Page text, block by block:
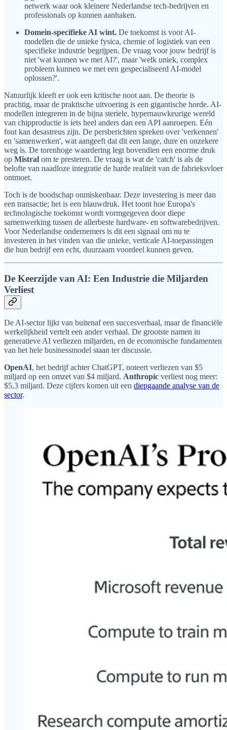
netwerk waar ook kleinere Nederlandse tech-bedrijven en
professionals op kunnen aanhaken.
Domein-specifieke AI wint. De toekomst is voor AI-
modellen die de unieke fysica, chemie of logistiek van een
specifieke industrie begrijpen. De vraag voor jouw bedrijf is
niet 'wat kunnen we met AI?', maar 'welk uniek, complex
probleem kunnen we met een gespecialiseerd AI-model
oplossen?'.
Natuurlijk kleeft er ook een kritische noot aan. De theorie is
prachtig, maar de praktische uitvoering is een gigantische horde. AI-
modellen integreren in de bijna steriele, hypernauwkeurige wereld
van chipproductie is iets heel anders dan een API aanroepen. Eén
fout kan desastreus zijn. De persberichten spreken over 'verkennen'
en 'samenwerken', wat aangeeft dat dit een lange, dure en onzekere
weg is. De torenhoge waardering legt bovendien een enorme druk
op Mistral om te presteren. De vraag is wat de 'catch' is als de
belofte van naadloze integratie de harde realiteit van de fabrieksvloer
ontmoet.
Toch is de boodschap onmiskenbaar. Deze investering is meer dan
een transactie; het is een blauwdruk. Het toont hoe Europa's
technologische toekomst wordt vormgegeven door diepe
samenwerking tussen de allerbeste hardware- en softwarebedrijven.
Voor Nederlandse ondernemers is dit een signaal om nu te
investeren in het vinden van die unieke, verticale AI-toepassingen
die hun bedrijf een echt, duurzaam voordeel kunnen geven.
De Keerzijde van AI: Een Industrie die Miljarden
Verliest
De AI-sector lijkt van buitenaf een succesverhaal, maar de financiële
werkelijkheid vertelt een ander verhaal. De grootste namen in
generatieve AI verliezen miljarden, en de economische fundamenten
van het hele businessmodel staan ter discussie.
OpenAI, het bedrijf achter ChatGPT, noteert verliezen van $5
miljard op een omzet van $4 miljard. Anthropic verliest nog meer:
$5,3 miljard. Deze cijfers komen uit een diepgaande analyse van de
sector.